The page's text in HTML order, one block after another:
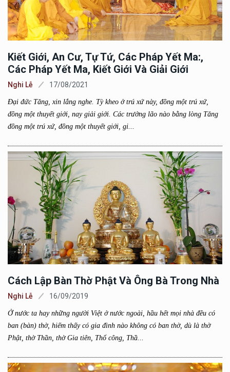
Kiết Giới, An Cư, Tự Tứ, Các Pháp Yết Ma:,
Các Pháp Yết Ma, Kiết Giới Và Giải Giới
Nghi Lễ 17/08/2021
Đại đức Tăng, xin lắng nghe. Tỳ kheo ở trú xứ này, đồng một trú xứ,
đồng một thuyết giới, nay giải giới. Các trưởng lão nào bằng lòng Tăng
đồng một trú xứ, đồng một thuyết giới, gi...
Cách Lập Bàn Thờ Phật Và Ông Bà Trong Nhà
Nghi Lễ 16/09/2019
Ở nước ta hay những người Việt ở nước ngoài, hầu hết mọi nhà đều có
ban (bàn) thờ, hiếm thấy có gia đình nào không có ban thờ, dù là thờ
Phật, thờ Thần, thờ Gia tiên, Thổ công, Thầ...